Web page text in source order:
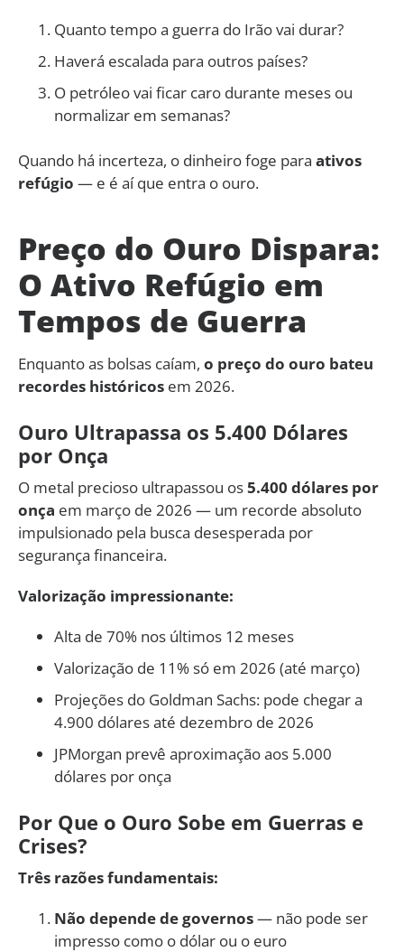
Quanto tempo a guerra do Irão vai durar?
Haverá escalada para outros países?
O petróleo vai ficar caro durante meses ou
normalizar em semanas?
Quando há incerteza, o dinheiro foge para ativos
refúgio — e é aí que entra o ouro.
Preço do Ouro Dispara:
O Ativo Refúgio em
Tempos de Guerra
Enquanto as bolsas caíam, o preço do ouro bateu
recordes históricos em 2026.
Ouro Ultrapassa os 5.400 Dólares
por Onça
O metal precioso ultrapassou os5.400 dólares por
onça em março de 2026 — um recorde absoluto
impulsionado pela busca desesperada por
segurança financeira.
Valorização impressionante:
Alta de 70% nos últimos 12 meses
Valorização de 11% só em 2026 (até março)
Projeções do Goldman Sachs: pode chegar a
4.900 dólares até dezembro de 2026
JPMorgan prevê aproximação aos 5.000
dólares por onça
Por Que o Ouro Sobe em Guerras e
Crises?
Três razões fundamentais:
Não depende de governos— não pode ser
impresso como o dólar ou o euro